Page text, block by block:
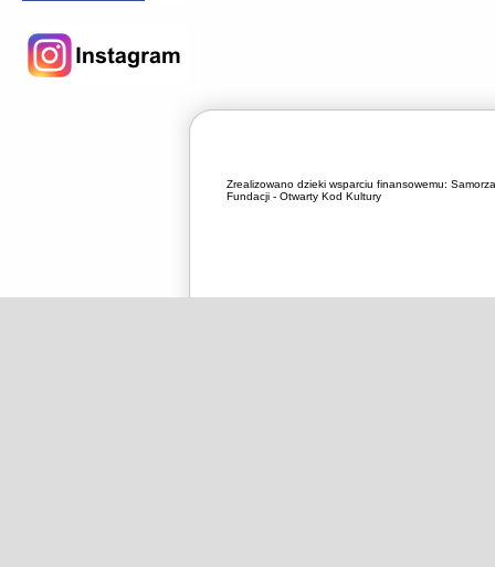
Zrealizowano dzieki wsparciu finansowemu:
Fundacji - Otwarty Kod Kultury